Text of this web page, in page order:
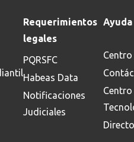
Requerimientos
legales
PQRSFC
Habeas Data
Notificaciones
Judiciales
Ayuda